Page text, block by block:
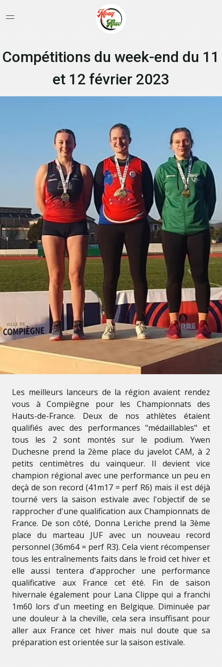
Compétitions du week-end du 11
et 12 février 2023
Les meilleurs lanceurs de la région avaient rendez
vous à Compiègne pour les Championnats des
Hauts-de-France. Deux de nos athlètes étaient
qualifiés avec des performances "médaillables" et
tous les 2 sont montés sur le podium. Ywen
Duchesne prend la 2ème place du javelot CAM, à 2
petits centimètres du vainqueur. Il devient vice
champion régional avec une performance un peu en
deçà de son record (41m17 = perf R6) mais il est déjà
tourné vers la saison estivale avec l'objectif de se
rapprocher d'une qualification aux Championnats de
France. De son côté, Donna Leriche prend la 3ème
place du marteau JUF avec un nouveau record
personnel (36m64 = perf R3). Cela vient récompenser
tous les entraînements faits dans le froid cet hiver et
elle aussi tentera d'approcher une performance
qualificative aux France cet été. Fin de saison
hivernale également pour Lana Clippe qui a franchi
1m60 lors d'un meeting en Belgique. Diminuée par
une douleur à la cheville, cela sera insuffisant pour
aller aux France cet hiver mais nul doute que sa
préparation est orientée sur la saison estivale.